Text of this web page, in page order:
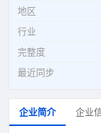
地区
行业
完整度
最近同步
企业简介 企业